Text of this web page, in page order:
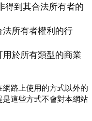
得到其合法所有者的
所有者權利的行
於所有類型的商業
路上使用的方式以外的
這些方式不會對本網站